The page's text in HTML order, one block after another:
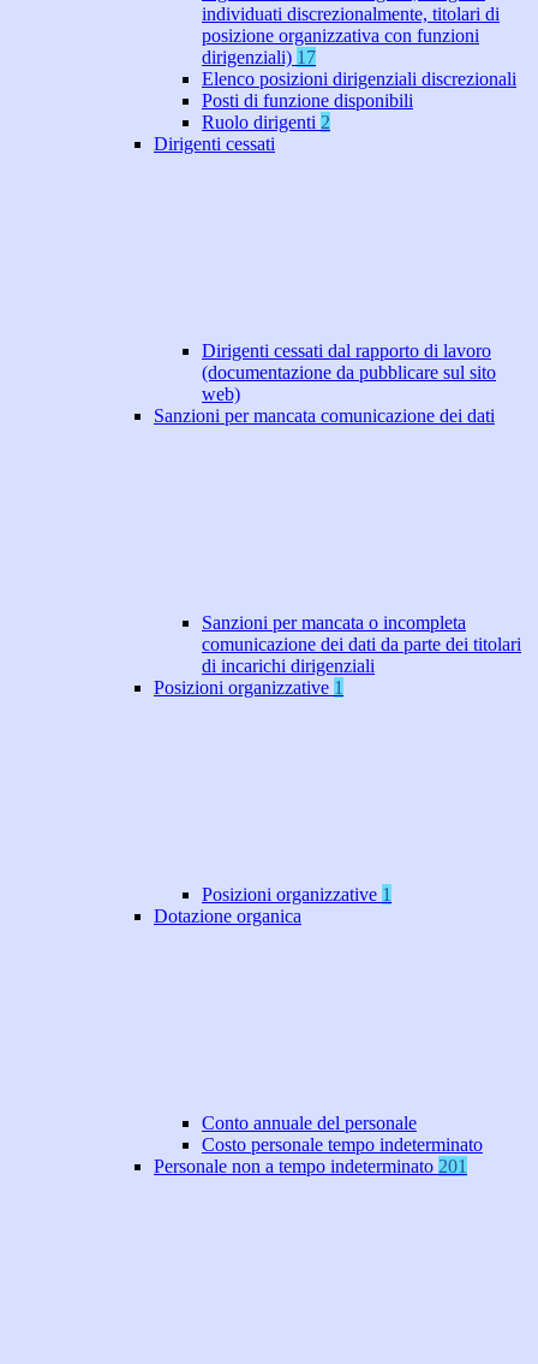
individuati discrezionalmente, titolari di
posizione organizzativa con funzioni
dirigenziali) 17
Elenco posizioni dirigenziali discrezionali
Posti di funzione disponibili
Ruolo dirigenti 2
Dirigenti cessati
Dirigenti cessati dal rapporto di lavoro
(documentazione da pubblicare sul sito
web)
Sanzioni per mancata comunicazione dei dati
Sanzioni per mancata o incompleta
comunicazione dei dati da parte dei titolari
di incarichi dirigenziali
Posizioni organizzative 1
Posizioni organizzative 1
Dotazione organica
Conto annuale del personale
Costo personale tempo indeterminato
Personale non a tempo indeterminato 201